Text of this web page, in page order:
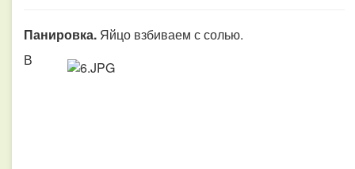
Панировка. Яйцо взбиваем с солью.
В